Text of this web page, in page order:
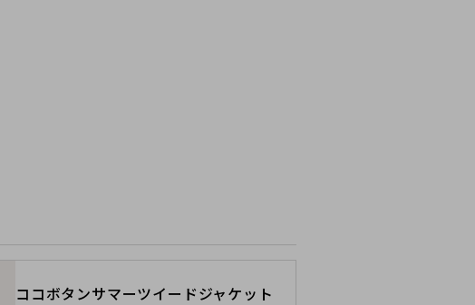
ココボタンサマーツイードジャケット